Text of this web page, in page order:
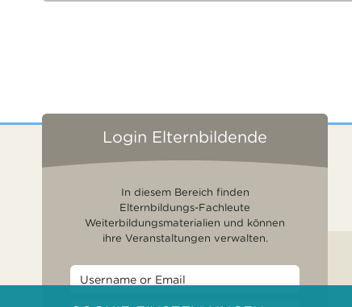
Login Elternbildende
In diesem Bereich finden
Elternbildungs-Fachleute
Weiterbildungsmaterialien und können
ihre Veranstaltungen verwalten.